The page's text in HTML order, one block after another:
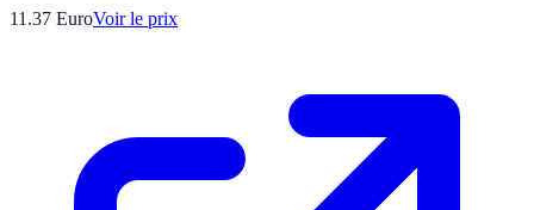
11.37 EuroVoir le prix